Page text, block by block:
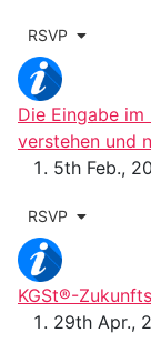
RSVP
Die Eingabe
verstehen und
5th Feb.,
RSVP
KGSt®-
29th Apr.,